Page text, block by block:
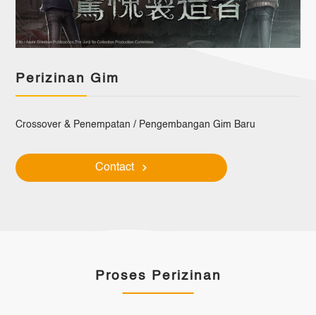
Perizinan Gim
Crossover & Penempatan / Pengembangan Gim Baru
Contact
Proses Perizinan